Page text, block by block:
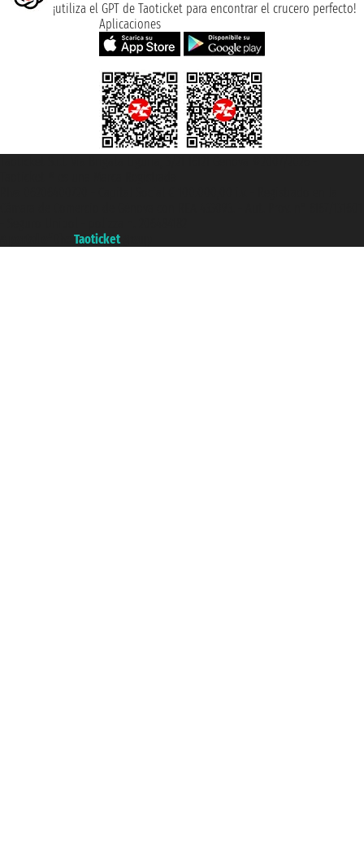
¡utiliza el GPT de Taoticket para encontrar el crucero perfecto!
Aplicaciones
Taoticket